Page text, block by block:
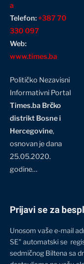
a
Telefon:+387 70
330 097
Web:
www.times.ba
Političko Nezavisni
Informativni Portal
Times.ba Brčko
distrikt Bosne i
Hercegovine,
osnovan je dana
25.05.2020.
godine…
Prijavi se za
Unosom vaše e-mail
SE" automatski se
sedmičnog Biltena sa